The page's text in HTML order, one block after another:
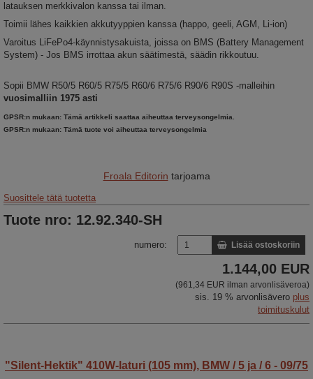
latauksen merkkivalon kanssa tai ilman.
Toimii lähes kaikkien akkutyyppien kanssa (happo, geeli, AGM, Li-ion)
Varoitus LiFePo4-käynnistysakuista, joissa on BMS (Battery Management
System) - Jos BMS irrottaa akun säätimestä, säädin rikkoutuu.
Sopii BMW R50/5 R60/5 R75/5 R60/6 R75/6 R90/6 R90S -malleihin
vuosimalliin 1975 asti
GPSR:n mukaan: Tämä artikkeli saattaa aiheuttaa terveysongelmia.
GPSR:n mukaan: Tämä tuote voi aiheuttaa terveysongelmia
Froala Editorin tarjoama
Suosittele tätä tuotetta
Tuote nro: 12.92.340-SH
numero: Lisää ostoskoriin
1.144,00 EUR
(961,34 EUR ilman arvonlisäveroa)
sis. 19 % arvonlisävero plus
toimituskulut
"Silent-Hektik" 410W-laturi (105 mm), BMW / 5 ja / 6 - 09/75